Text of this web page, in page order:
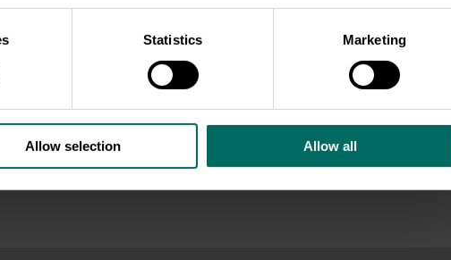
Statistics Marketing
Allow selection Allow all
i
jajka “trójki” i zakończ chów klatkowy
Wesprzyj kampanię Jak One To